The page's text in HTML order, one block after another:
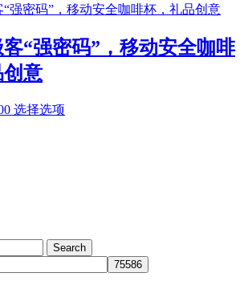
这
选
项
在
品
页
格
围：
$17.00
至
产
有
多
选
择
“强密码”，移动安全咖啡
意
价
选择选项
可
在
产